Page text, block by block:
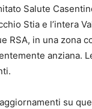
Salute
Stia e l’intera
RSA, in una zona
anziana.
su